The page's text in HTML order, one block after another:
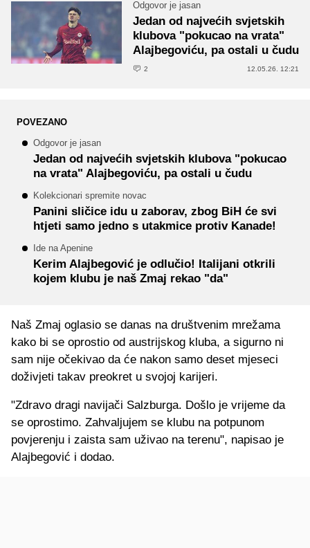
Odgovor je jasan
Jedan od najvećih svjetskih
klubova "pokucao na vrata"
Alajbegoviću, pa ostali u čudu
2 12.05.26. 12:21
POVEZANO
Odgovor je jasan
Jedan od najvećih svjetskih klubova "pokucao
na vrata" Alajbegoviću, pa ostali u čudu
Kolekcionari spremite novac
Panini sličice idu u zaborav, zbog BiH će svi
htjeti samo jedno s utakmice protiv Kanade!
Ide na Apenine
Kerim Alajbegović je odlučio! Italijani otkrili
kojem klubu je naš Zmaj rekao "da"
Naš Zmaj oglasio se danas na društvenim mrežama
kako bi se oprostio od austrijskog kluba, a sigurno ni
sam nije očekivao da će nakon samo deset mjeseci
doživjeti takav preokret u svojoj karijeri.
"Zdravo dragi navijači Salzburga. Došlo je vrijeme da
se oprostimo. Zahvaljujem se klubu na potpunom
povjerenju i zaista sam uživao na terenu", napisao je
Alajbegović i dodao.